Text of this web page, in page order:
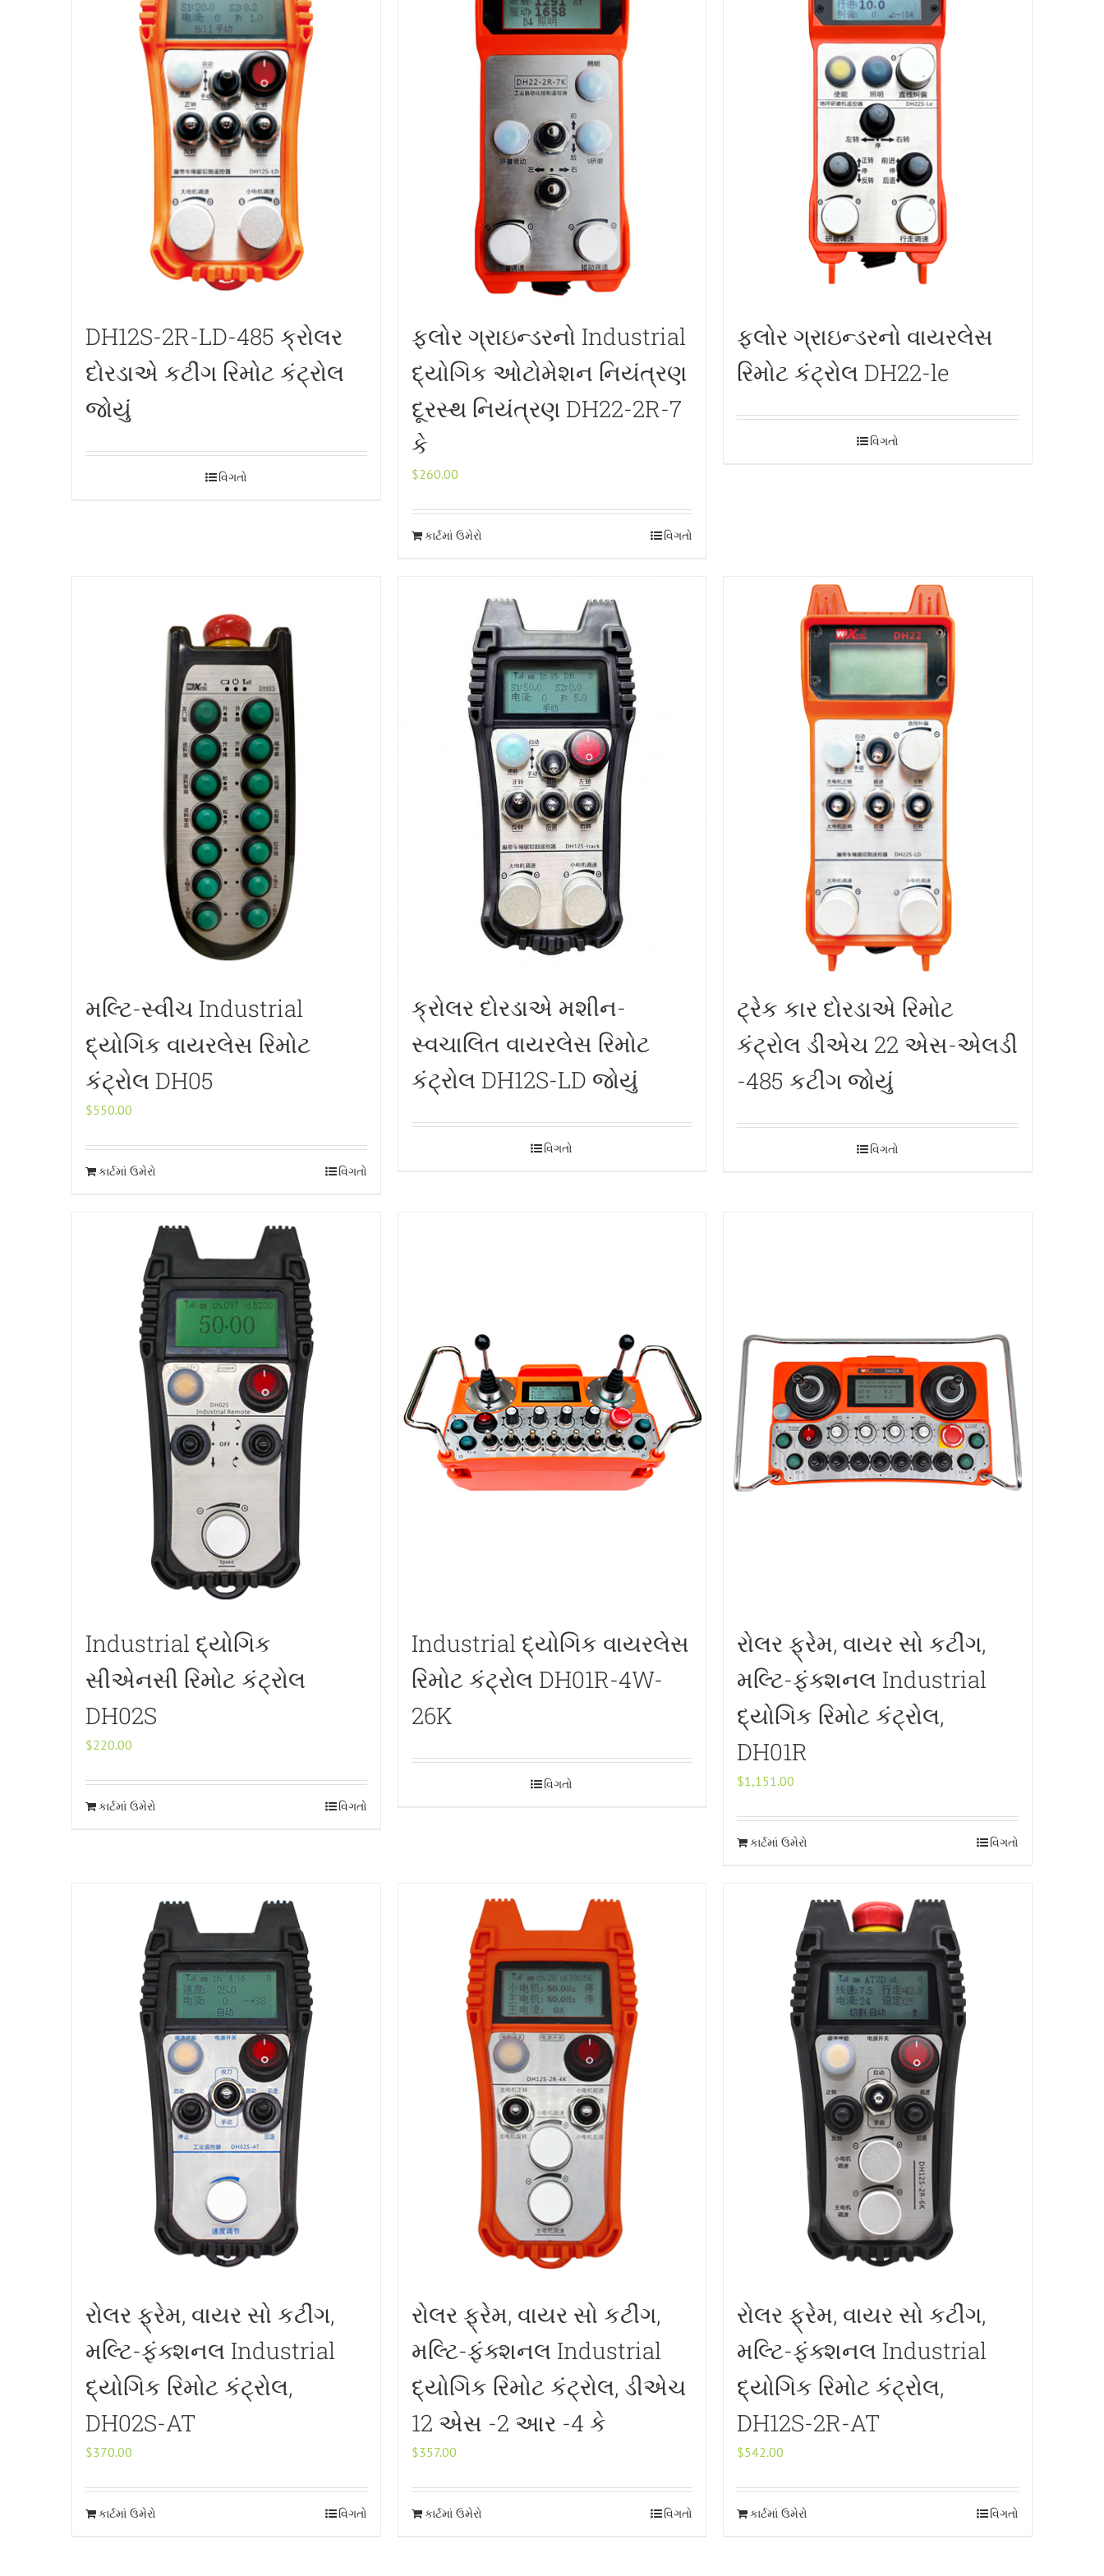
DH12S-2R-LD-485 ક્રોલર
દોરડાએ કટીંગ રિમોટ કંટ્રોલ
જોયું
વિગતો
ફ્લોર ગ્રાઇન્ડરનો Industrial
દ્યોગિક ઓટોમેશન નિયંત્રણ
દૂરસ્થ નિયંત્રણ DH22-2R-7
કે
$260.00
કાર્ટમાં ઉમેરો વિગતો
ફ્લોર ગ્રાઇન્ડરનો વાયરલેસ
રિમોટ કંટ્રોલ DH22-le
વિગતો
મલ્ટિ-સ્વીચ Industrial
દ્યોગિક વાયરલેસ રિમોટ
કંટ્રોલ DH05
$550.00
કાર્ટમાં ઉમેરો વિગતો
ક્રોલર દોરડાએ મશીન-
સ્વચાલિત વાયરલેસ રિમોટ
કંટ્રોલ DH12S-LD જોયું
વિગતો
ટ્રેક કાર દોરડાએ રિમોટ
કંટ્રોલ ડીએચ 22 એસ-એલડી
-485 કટીંગ જોયું
વિગતો
Industrial દ્યોગિક
સીએનસી રિમોટ કંટ્રોલ
DH02S
$220.00
કાર્ટમાં ઉમેરો વિગતો
Industrial દ્યોગિક વાયરલેસ
રિમોટ કંટ્રોલ DH01R-4W-
26K
વિગતો
રોલર ફ્રેમ, વાયર સો કટીંગ,
મલ્ટિ-ફંક્શનલ Industrial
દ્યોગિક રિમોટ કંટ્રોલ,
DH01R
$1,151.00
કાર્ટમાં ઉમેરો વિગતો
રોલર ફ્રેમ, વાયર સો કટીંગ,
મલ્ટિ-ફંક્શનલ Industrial
દ્યોગિક રિમોટ કંટ્રોલ,
DH02S-AT
$370.00
કાર્ટમાં ઉમેરો વિગતો
રોલર ફ્રેમ, વાયર સો કટીંગ,
મલ્ટિ-ફંક્શનલ Industrial
દ્યોગિક રિમોટ કંટ્રોલ, ડીએચ
12 એસ -2 આર -4 કે
$357.00
કાર્ટમાં ઉમેરો વિગતો
રોલર ફ્રેમ, વાયર સો કટીંગ,
મલ્ટિ-ફંક્શનલ Industrial
દ્યોગિક રિમોટ કંટ્રોલ,
DH12S-2R-AT
$542.00
કાર્ટમાં ઉમેરો વિગતો